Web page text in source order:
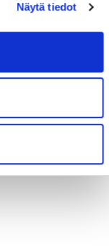
Näytä tiedot